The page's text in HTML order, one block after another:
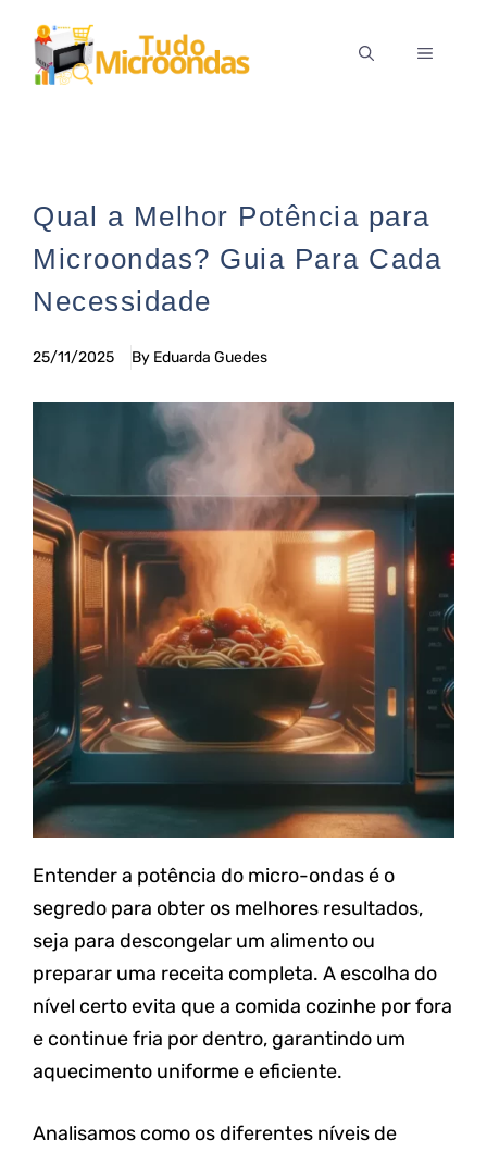
para
MENU
Qual a Melhor Potência para
Microondas? Guia Para Cada
Necessidade
25/11/2025 By Eduarda Guedes
Entender a potência do micro-ondas é o
segredo para obter os melhores resultados,
seja para descongelar um alimento ou
preparar uma receita completa. A escolha do
nível certo evita que a comida cozinhe por fora
e continue fria por dentro, garantindo um
aquecimento uniforme e eficiente.
Analisamos como os diferentes níveis de